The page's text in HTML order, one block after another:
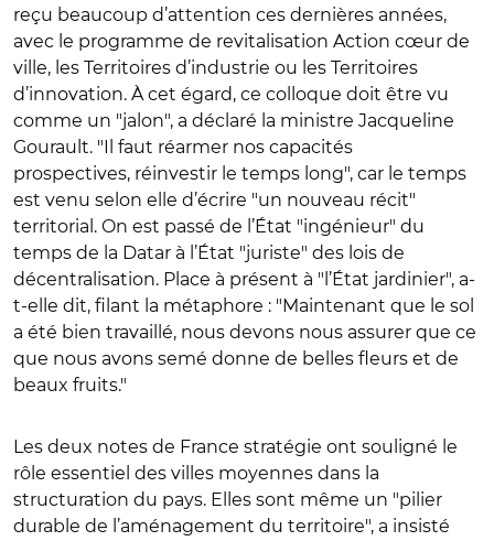
reçu beaucoup d’attention ces dernières années,
avec le programme de revitalisation Action cœur de
ville, les Territoires d’industrie ou les Territoires
d’innovation. À cet égard, ce colloque doit être vu
comme un "jalon", a déclaré la ministre Jacqueline
Gourault. "Il faut réarmer nos capacités
prospectives, réinvestir le temps long", car le temps
est venu selon elle d’écrire "un nouveau récit"
territorial. On est passé de l’État "ingénieur" du
temps de la Datar à l’État "juriste" des lois de
décentralisation. Place à présent à "l’État jardinier", a-
t-elle dit, filant la métaphore : "Maintenant que le sol
a été bien travaillé, nous devons nous assurer que ce
que nous avons semé donne de belles fleurs et de
beaux fruits."
Les deux notes de France stratégie ont souligné le
rôle essentiel des villes moyennes dans la
structuration du pays. Elles sont même un "pilier
durable de l’aménagement du territoire", a insisté